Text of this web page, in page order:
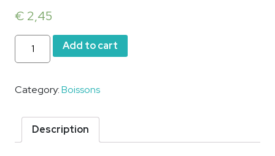
€ 2,45
Eau
Opur
de
quantity
Add to cart
Category:Boissons
Description